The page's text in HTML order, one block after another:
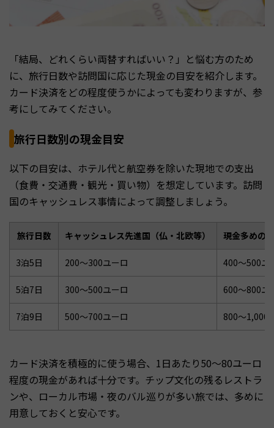
「結局、どれくらい両替すればいい？」と悩む方のため
に、旅行日数や訪問国に応じた現金の目安を紹介します。
カード決済をどの程度使うかによっても変わりますが、参
考にしてみてください。
旅行日数別の現金目安
以下の目安は、ホテル代と航空券を除いた現地での支出
（食費・交通費・観光・買い物）を想定しています。訪問
国のキャッシュレス事情によって調整しましょう。
旅行日数 キャッシュレス先進国（仏・北欧等） 現金多めの
3泊5日 200〜300ユーロ 400〜500ユ
5泊7日 300〜500ユーロ 600〜800ユ
7泊9日 500〜700ユーロ 800〜1,000
カード決済を積極的に使う場合、1日あたり50〜80ユーロ
程度の現金があれば十分です。チップ文化の残るレストラ
ンや、ローカル市場・夜のバル巡りが多い旅では、多めに
用意しておくと安心です。